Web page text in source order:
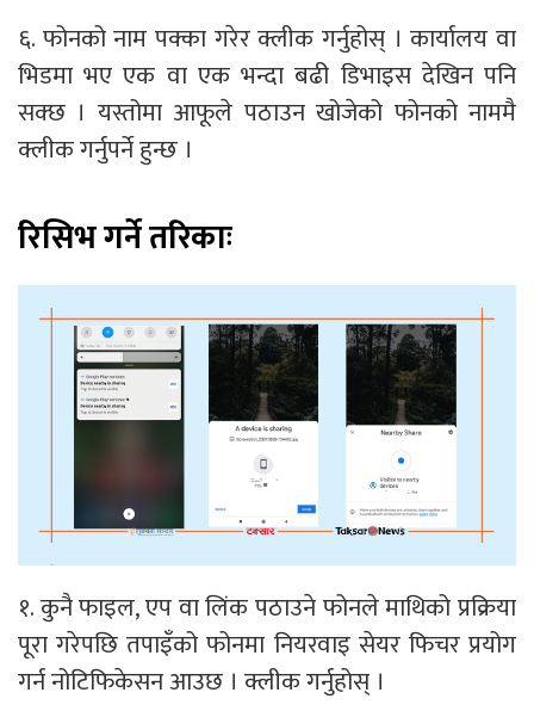
६. फोनको नाम पक्का गरेर क्लीक गर्नुहोस् । कार्यालय वा
भिडमा भए एक वा एक भन्दा बढी डिभाइस देखिन पनि
सक्छ । यस्तोमा आफूले पठाउन खोजेको फोनको नाममै
क्लीक गर्नुपर्ने हुन्छ ।
रिसिभ गर्ने तरिकाः
१. कुनै फाइल, एप वा लिंक पठाउने फोनले माथिको प्रक्रिया
पूरा गरेपछि तपाइँको फोनमा नियरवाइ सेयर फिचर प्रयोग
गर्न नोटिफिकेसन आउछ । क्लीक गर्नुहोस् ।